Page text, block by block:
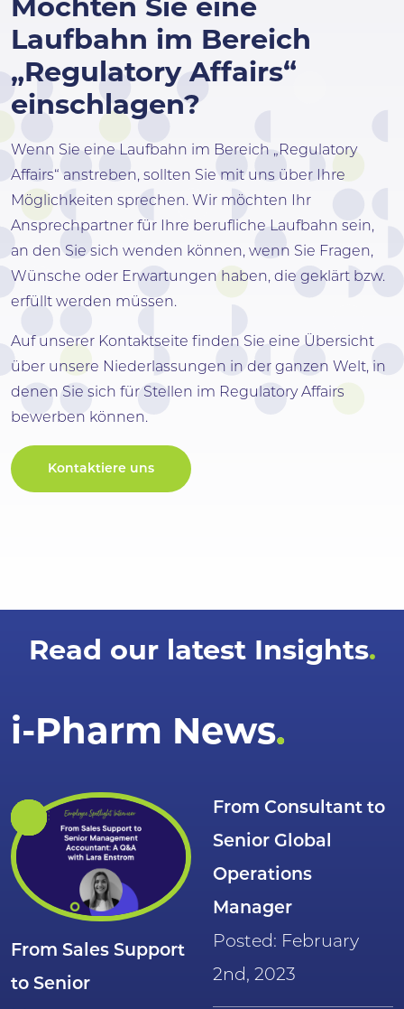
Möchten Sie eine
Laufbahn im Bereich
„Regulatory Affairs“
einschlagen?
Wenn Sie eine Laufbahn im Bereich „Regulatory
Affairs“ anstreben, sollten Sie mit uns über Ihre
Möglichkeiten sprechen. Wir möchten Ihr
Ansprechpartner für Ihre berufliche Laufbahn sein,
an den Sie sich wenden können, wenn Sie Fragen,
Wünsche oder Erwartungen haben, die geklärt bzw.
erfüllt werden müssen.
Auf unserer Kontaktseite finden Sie eine Übersicht
über unsere Niederlassungen in der ganzen Welt, in
denen Sie sich für Stellen im Regulatory Affairs
bewerben können.
Kontaktiere uns
Read our latest Insights
i-Pharm News.
From Sales Support
to Senior
From Consultant to
Senior Global
Operations
Manager
Posted: February
2nd, 2023